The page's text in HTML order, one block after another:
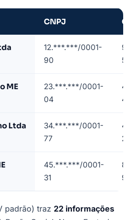
CNPJ
12.***.***/0001-
90
5/
ME
23.***.***/0001-
04
4/
Ltda
34.***.***/0001-
77
2/
45.***.***/0001-
31
9/
padrão) traz 22 informações